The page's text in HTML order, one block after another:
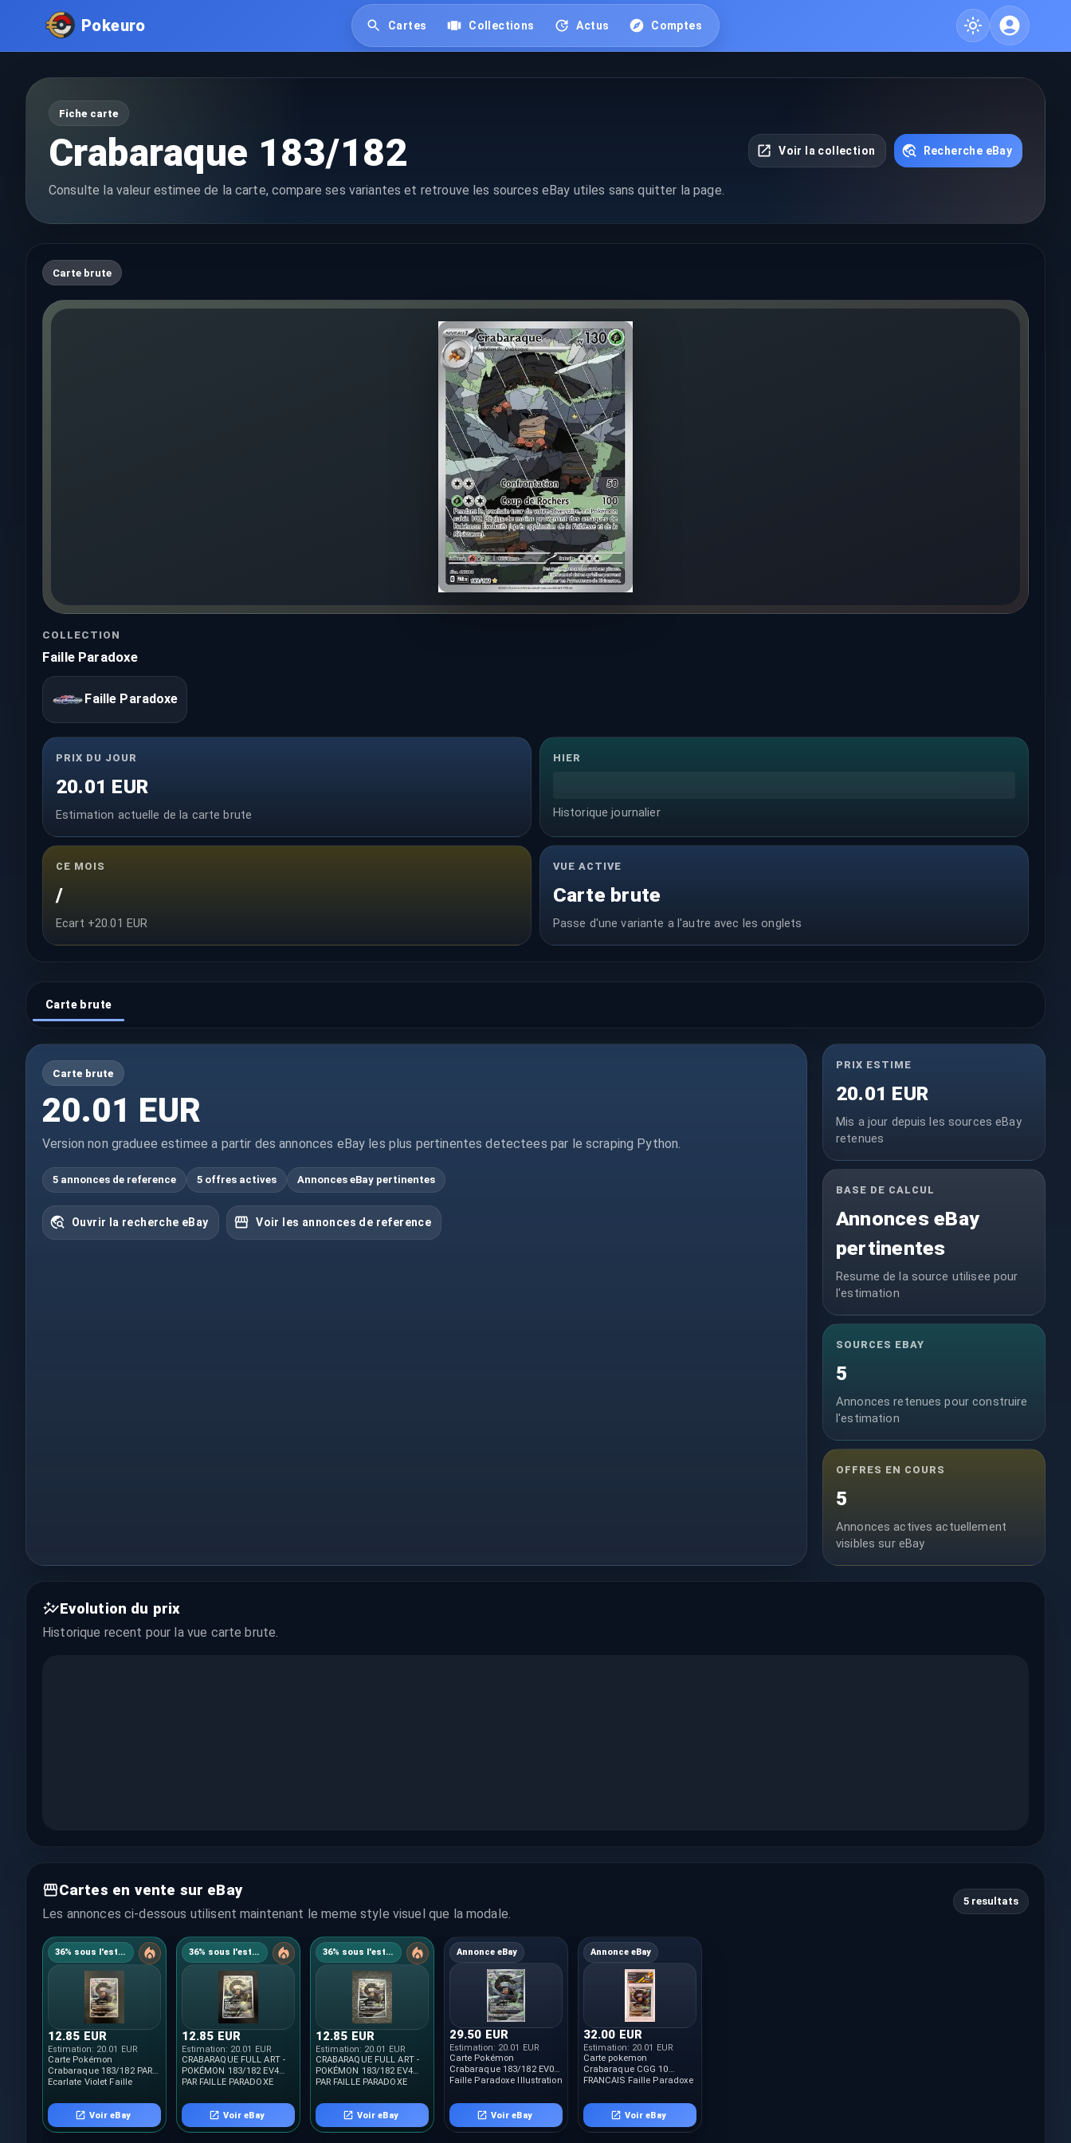
Pokeuro Cartes Collections Actus Comptes
Fiche carte
Crabaraque 183/182
Consulte la valeur estimee de la carte, compare ses variantes et retrouve les sources eBay utiles sans quitter la page.
Voir la collection Recherche eBay
Carte brute
COLLECTION
Faille Paradoxe
Faille Paradoxe
PRIX DU JOUR
20.01 EUR
Estimation actuelle de la carte brute
HIER
Historique journalier
CE MOIS
/
Ecart +20.01 EUR
VUE ACTIVE
Carte brute
Passe d'une variante a l'autre avec les onglets
Carte brute
Carte brute
20.01 EUR
Version non graduee estimee a partir des annonces eBay les plus pertinentes detectees par le scraping Python.
5 annonces de reference 5 offres actives Annonces eBay pertinentes
Ouvrir la recherche eBay Voir les annonces de reference
PRIX ESTIME
20.01 EUR
Mis a jour depuis les sources eBay
retenues
BASE DE CALCUL
Annonces eBay
pertinentes
Resume de la source utilisee pour
l'estimation
SOURCES EBAY
5
Annonces retenues pour construire
l'estimation
OFFRES EN COURS
5
Annonces actives actuellement
visibles sur eBay
Evolution du prix
Historique recent pour la vue carte brute
Cartes en vente sur eBay
Les annonces ci-dessous utilisent maintenant le meme style visuel que la modale.
5 resultats
36% sous l'estimation
12.85 EUR
Estimation: 20.01 EUR
Carte Pokémon
Crabaraque 183/182 PAR
Ecarlate Violet Faille
Voir eBay
36% sous l'estimation
12.85 EUR
Estimation: 20.01 EUR
CRABARAQUE FULL ART -
POKÉMON 183/182 EV4
PAR FAILLE PARADOXE
Voir eBay
36% sous l'estimation
12.85 EUR
Estimation: 20.01 EUR
CRABARAQUE FULL ART -
POKÉMON 183/182 EV4
PAR FAILLE PARADOXE
Voir eBay
Annonce eBay
29.50 EUR
Estimation: 20.01 EUR
Carte Pokémon
Crabaraque 183/182 EV04
Faille Paradoxe Illustration
Voir eBay
Annonce eBay
32.00 EUR
Estimation: 20.01 EUR
Carte pokemon
Crabaraque CGG 10
FRANCAIS Faille Paradoxe
Voir eBay